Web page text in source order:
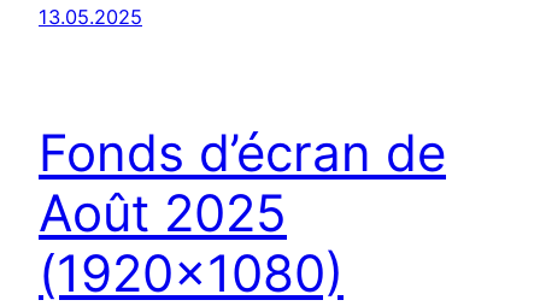
13.05.2025
Fonds d’écran de
Août 2025
(1920×1080)